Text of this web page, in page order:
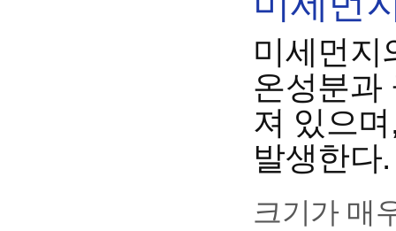
미세먼지
온성분과
져 있으
발생한다.
크기가 매